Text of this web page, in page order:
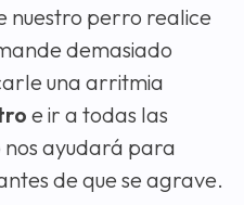
nuestro perro realice
demasiado
una arritmia
e ir a todas las
ayudará para
de que se agrave.